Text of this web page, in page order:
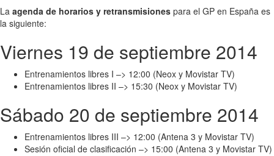
La agenda de horarios y retransmisiones para el GP en España es
la siguiente:
Viernes 19 de septiembre 2014
Entrenamientos libres I –> 12:00 (Neox y Movistar TV)
Entrenamientos libres II –> 15:30 (Neox y Movistar TV)
Sábado 20 de septiembre 2014
Entrenamientos libres III –> 12:00 (Antena 3 y Movistar TV)
Sesión oficial de clasificación –> 15:00 (Antena 3 y Movistar TV)